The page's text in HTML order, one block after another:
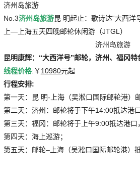
济州岛旅游
No.3济州岛旅游昆 明起止：歌诗达“大西
上—上海五天四晚邮轮休闲游（JTGL）
济州岛旅游
昆明康辉：“大西洋号”邮轮，济州、福冈特
线程价格:￥ 10980元起
行程安排:
第一天：昆 明-上海（吴淞口国际邮轮港）
第二天：济州：邮轮将于下午14:00抵达港
第三天：福冈：邮轮将于上午9:00抵达港口
第四天：海上巡游；
第五天：邮轮–上海（吴淞口国际邮轮港）